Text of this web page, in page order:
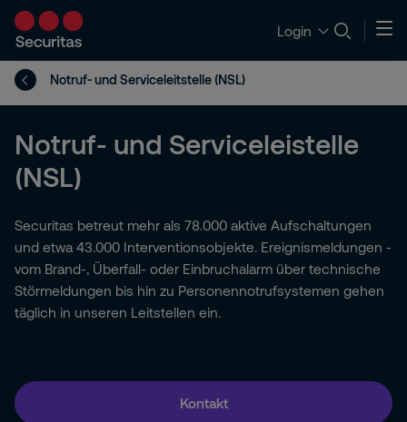
Login
Notruf- und Serviceleitstelle (NSL)
Notruf- und Serviceleistelle
(NSL)
Securitas betreut mehr als 78.000 aktive Aufschaltungen
und etwa 43.000 Interventionsobjekte. Ereignismeldungen -
vom Brand-, Überfall- oder Einbruchalarm über technische
Störmeldungen bis hin zu Personennotrufsystemen gehen
täglich in unseren Leitstellen ein.
Kontakt